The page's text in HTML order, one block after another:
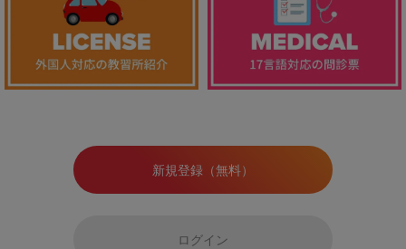
新規登録（無料）
ログイン